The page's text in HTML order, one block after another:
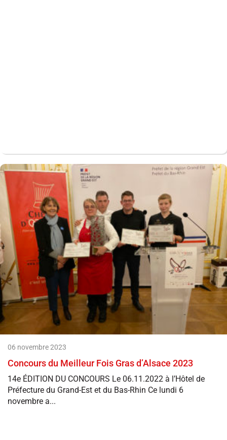
06 novembre 2023
Concours du Meilleur Fois Gras d’Alsace 2023
14e ÉDITION DU CONCOURS Le 06.11.2022 à l’Hôtel de
Préfecture du Grand-Est et du Bas-Rhin Ce lundi 6
novembre a...